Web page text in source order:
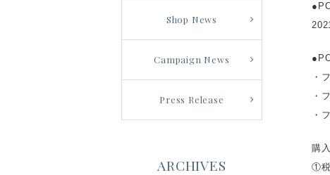
・
・
・
購
①税
Shop News
Campaign News
Press Release
ARCHIVES